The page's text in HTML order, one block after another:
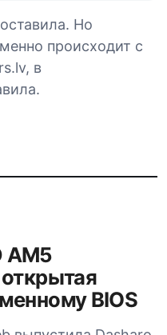
Но
происходит с
в
AM5
BIOS